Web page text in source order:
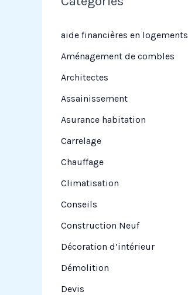
r
r
:
aide financières en logements
Aménagement de combles
Architectes
Assainissement
Asurance habitation
Carrelage
Chauffage
Climatisation
Conseils
Construction Neuf
Décoration d’intérieur
Démolition
Devis